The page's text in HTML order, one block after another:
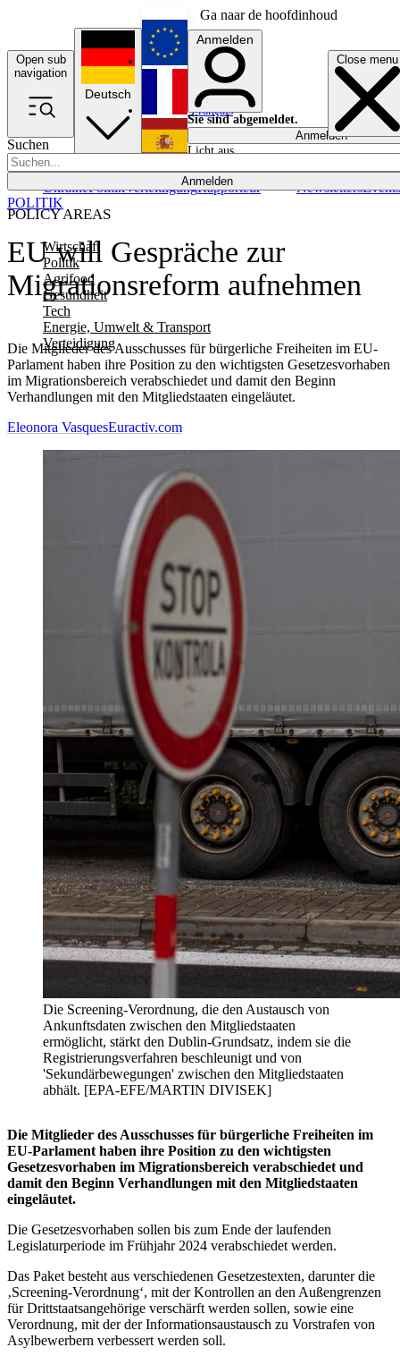
Ga naar de hoofdinhoud
Open sub
navigation
Close menu
Suchen
Anmelden
POLICY AREAS
Wirtschaft
Politik
Agrifood
Gesundheit
Tech
Energie, Umwelt & Transport
Verteidigung
UkrainePolitikVerteidigungRapporteur NewslettersEvents
Deutsch
English
Français
Anmelden
Sie sind abgemeldet.
Anmelden
Licht aus
EU will Gespräche zur
Migrationsreform aufnehmen
Die Mitglieder des Ausschusses für bürgerliche Freiheiten im EU-
Parlament haben ihre Position zu den wichtigsten Gesetzesvorhaben
im Migrationsbereich verabschiedet und damit den Beginn
Verhandlungen mit den Mitgliedstaaten eingeläutet.
POLITIK
Eleonora VasquesEuractiv.com
Die Screening-Verordnung, die den Austausch von
Ankunftsdaten zwischen den Mitgliedstaaten
ermöglicht, stärkt den Dublin-Grundsatz, indem sie die
Registrierungsverfahren beschleunigt und von
'Sekundärbewegungen' zwischen den Mitgliedstaaten
abhält. [EPA-EFE/MARTIN DIVISEK]
Die Mitglieder des Ausschusses für bürgerliche Freiheiten im
EU-Parlament haben ihre Position zu den wichtigsten
Gesetzesvorhaben im Migrationsbereich verabschiedet und
damit den Beginn Verhandlungen mit den Mitgliedstaaten
eingeläutet.
Die Gesetzesvorhaben sollen bis zum Ende der laufenden
Legislaturperiode im Frühjahr 2024 verabschiedet werden.
Das Paket besteht aus verschiedenen Gesetzestexten, darunter die
‚Screening-Verordnung‘, mit der Kontrollen an den Außengrenzen
für Drittstaatsangehörige verschärft werden sollen, sowie eine
Verordnung, mit der der Informationsaustausch zu Vorstrafen von
Asylbewerbern verbessert werden soll.